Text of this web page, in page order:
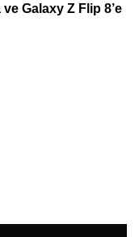
Galaxy Z Flip 8’e